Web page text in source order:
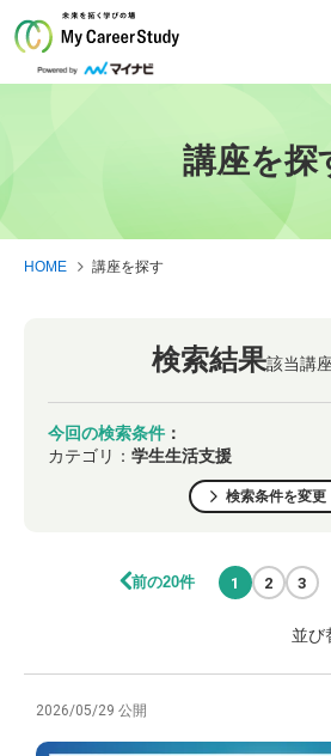
講座を探
HOME 講座を探す
検索結果該当講座
今回の検索条件 ：
カテゴリ： 学生生活支援
検索条件を変更
前の20件 1 2 3
並び
2026/05/29 公開